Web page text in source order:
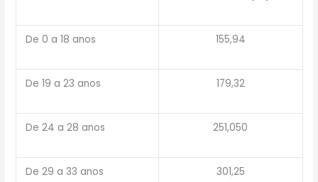
De 0 a 18 anos 155,94
De 19 a 23 anos 179,32
De 24 a 28 anos 251,050
De 29 a 33 anos 301,25